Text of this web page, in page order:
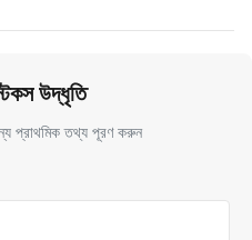
উদ্ধৃতি
প্রাথমিক তথ্য পূরণ করুন